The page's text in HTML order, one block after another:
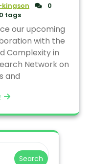
0
0 tags
our upcoming
with the
Complexity in
Network on
and
Search